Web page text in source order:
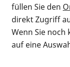
füllen Sie den
direkt Zugriff
Wenn Sie noch
auf eine